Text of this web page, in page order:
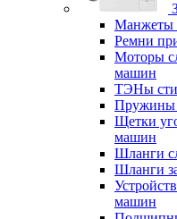
Манжеты
Ремни
Моторы
машин
ТЭНы
Пружины
Щетки
машин
Шланги
Шланги
машин